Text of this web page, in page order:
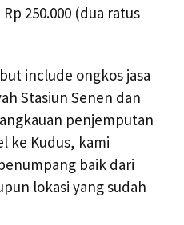
250.000 (dua ratus
include ongkos jasa
Stasiun Senen dan
penjemputan
ke Kudus, kami
baik dari
lokasi yang sudah